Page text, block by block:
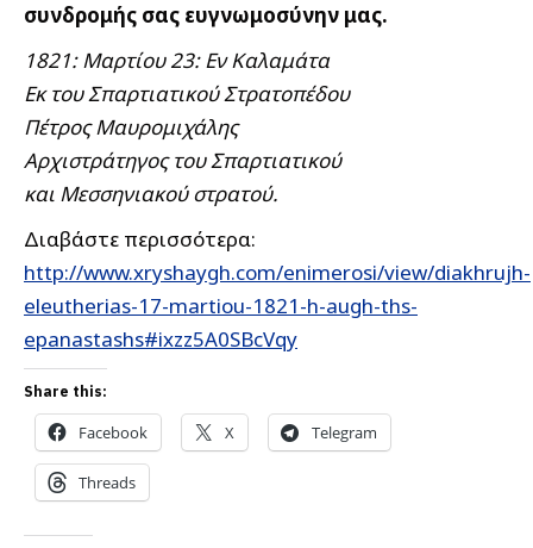
συνδρομής σας ευγνωμοσύνην μας.
1821: Μαρτίου 23: Εν Καλαμάτα
Εκ του Σπαρτιατικού Στρατοπέδου
Πέτρος Μαυρομιχάλης
Αρχιστράτηγος του Σπαρτιατικού
και Μεσσηνιακού στρατού.
Διαβάστε περισσότερα:
http://www.xryshaygh.com/enimerosi/view/diakhrujh-
eleutherias-17-martiou-1821-h-augh-ths-
epanastashs#ixzz5A0SBcVqy
Share this:
Facebook X Telegram
Threads